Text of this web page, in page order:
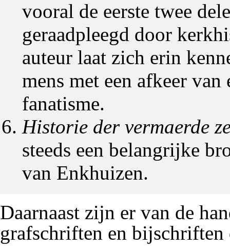
vooral de eerste twee
geraadpleegd door
auteur laat zich erin
mens met een afkeer
fanatisme.
Historie der vermaerde
steeds een belangrijke
van Enkhuizen.
Daarnaast zijn er van de
grafschriften en